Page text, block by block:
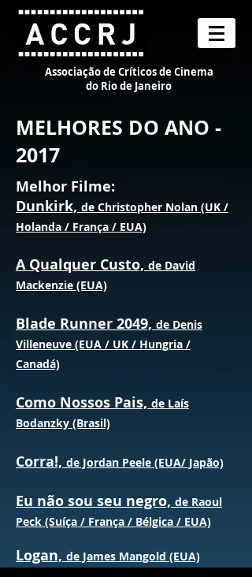
Associação de Críticos de Cinema
do Rio de Janeiro
MELHORES DO ANO -
2017
Melhor Filme:
Dunkirk, de Christopher Nolan (UK /
Holanda / França / EUA)
A Qualquer Custo, de David
Mackenzie (EUA)
Blade Runner 2049, de Denis
Villeneuve (EUA / UK / Hungria /
Canadá)
Como Nossos Pais, de Laís
Bodanzky (Brasil)
Corra!, de Jordan Peele (EUA/ Japão)
Eu não sou seu negro, de Raoul
Peck (Suíça / França / Bélgica / EUA)
Logan, de James Mangold (EUA)